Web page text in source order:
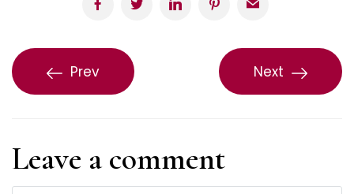
Prev Next
Leave a comment